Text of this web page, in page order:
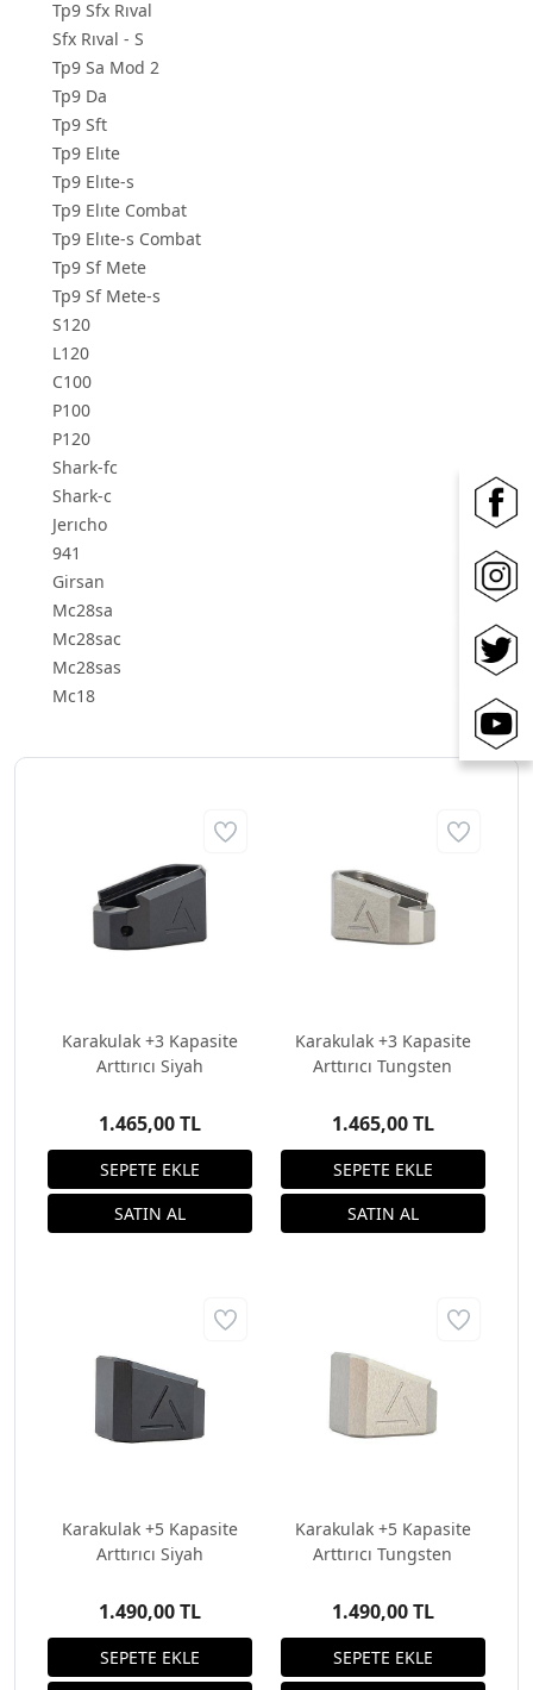
Tp9 Sfx Rıval
Sfx Rıval - S
Tp9 Sa Mod 2
Tp9 Da
Tp9 Sft
Tp9 Elıte
Tp9 Elıte-s
Tp9 Elıte Combat
Tp9 Elıte-s Combat
Tp9 Sf Mete
Tp9 Sf Mete-s
S120
L120
C100
P100
P120
Shark-fc
Shark-c
Jerıcho
941
Girsan
Mc28sa
Mc28sac
Mc28sas
Mc18
Karakulak +3 Kapasite
Arttırıcı Siyah
1.465,00 TL
Karakulak +3 Kapasite
Arttırıcı Tungsten
1.465,00 TL
Karakulak +5 Kapasite
Arttırıcı Siyah
1.490,00 TL
Karakulak +5 Kapasite
Arttırıcı Tungsten
1.490,00 TL